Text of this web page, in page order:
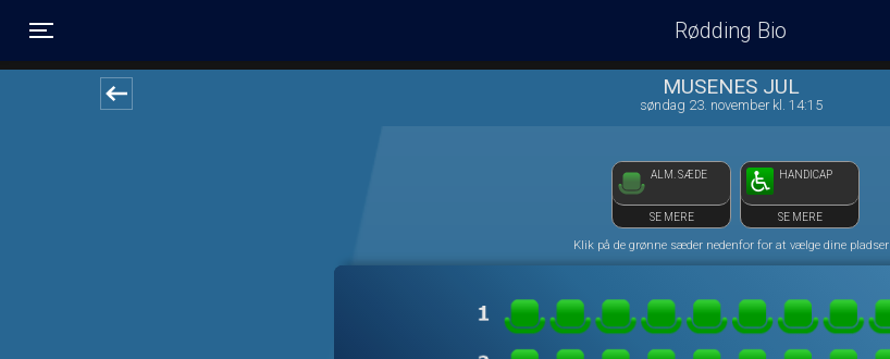
Rødding Bio
MUSENES JUL
søndag 23. november kl. 14:15
ALM. SÆDE
SE MERE
HANDICAP
SE MERE
Klik på de grønne sæder nedenfor for at vælge dine pladser
1step-front02 104655